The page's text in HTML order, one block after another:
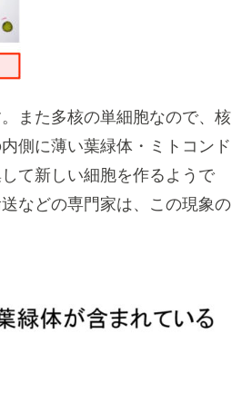
また多核の単細胞なので、核
側に薄い葉緑体・ミトコンド
て新しい細胞を作るようで
などの専門家は、この現象の